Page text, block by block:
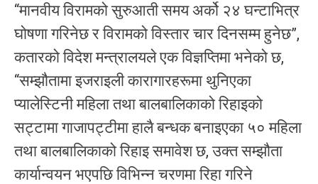
“मानवीय विरामको सुरुआती समय अर्को २४ घन्टाभित्र
घोषणा गरिनेछ र विरामको विस्तार चार दिनसम्म हुनेछ”,
कतारको विदेश मन्त्रालयले एक विज्ञप्तिमा भनेको छ,
“सम्झौतामा इजराइली कारागारहरूमा थुनिएका
प्यालेस्टिनी महिला तथा बालबालिकाको रिहाइको
सट्टामा गाजापट्टीमा हालै बन्धक बनाइएका ५० महिला
तथा बालबालिकाको रिहाइ समावेश छ, उक्त सम्झौता
कार्यान्वयन भएपछि विभिन्न चरणमा रिहा गरिने